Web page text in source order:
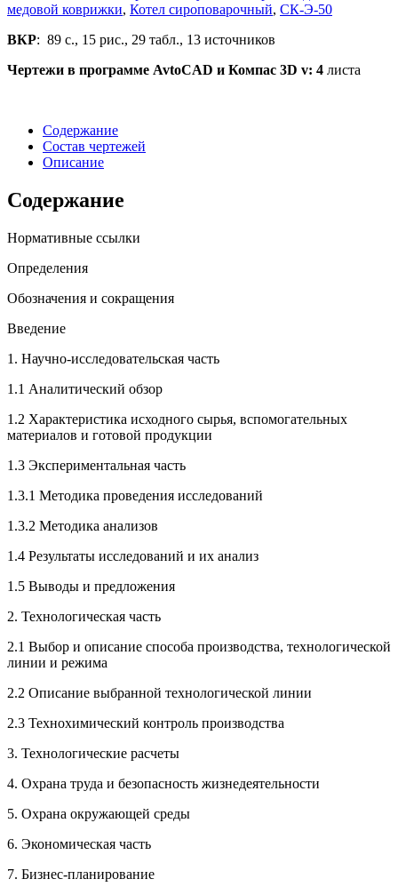
медовой коврижки, Котел сироповарочный, СК-Э-50
ВКР: 89 с., 15 рис., 29 табл., 13 источников
Чертежи в программе AvtoCAD и Компас 3D v: 4 листа
Содержание
Состав чертежей
Описание
Содержание
Нормативные ссылки
Определения
Обозначения и сокращения
Введение
1. Научно-исследовательская часть
1.1 Аналитический обзор
1.2 Характеристика исходного сырья, вспомогательных
материалов и готовой продукции
1.3 Экспериментальная часть
1.3.1 Методика проведения исследований
1.3.2 Методика анализов
1.4 Результаты исследований и их анализ
1.5 Выводы и предложения
2. Технологическая часть
2.1 Выбор и описание способа производства, технологической
линии и режима
2.2 Описание выбранной технологической линии
2.3 Технохимический контроль производства
3. Технологические расчеты
4. Охрана труда и безопасность жизнедеятельности
5. Охрана окружающей среды
6. Экономическая часть
7. Бизнес-планирование